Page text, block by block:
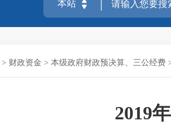
> 财政资金 > 本级政府财政预决算、三公经费
2019